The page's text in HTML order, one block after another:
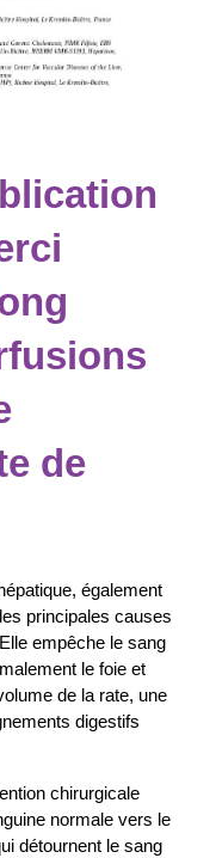
de
également
principales causes
empêche le sang
le foie et
de la rate, une
digestifs
chirurgicale
normale vers le
détournent le sang